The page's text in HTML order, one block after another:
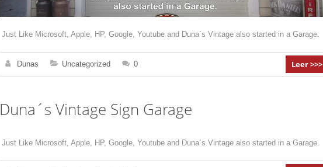
Just Like Microsoft, Apple, HP, Google, Youtube and Duna´s Vintage also started in a Garage.
Dunas Uncategorized 0 Leer >>>
Duna´s Vintage Sign Garage
Just Like Microsoft, Apple, HP, Google, Youtube and Duna´s Vintage also started in a Garage.